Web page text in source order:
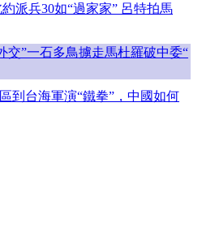
派兵30如“過家家” 呂特拍馬
交”一石多鳥擄走馬杜羅破中委“
到台海軍演“鐵拳”，中國如何